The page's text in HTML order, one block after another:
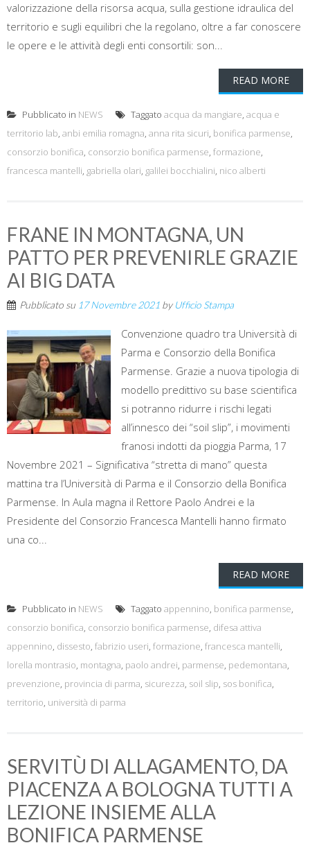
valorizzazione della risorsa acqua, sulla gestione idraulica del
territorio e sugli equilibri che la regolano, oltre a far conoscere
le opere e le attività degli enti consortili: son...
READ MORE
Pubblicato in NEWS Taggato acqua da mangiare, acqua e
territorio lab, anbi emilia romagna, anna rita sicuri, bonifica parmense,
consorzio bonifica, consorzio bonifica parmense, formazione,
francesca mantelli, gabriella olari, galilei bocchialini, nico alberti
FRANE IN MONTAGNA, UN
PATTO PER PREVENIRLE GRAZIE
AI BIG DATA
Pubblicato su 17 Novembre 2021 by Ufficio Stampa
Convenzione quadro tra Università di
Parma e Consorzio della Bonifica
Parmense. Grazie a nuova tipologia di
modello predittivo su base scientifica
si potranno ridurre i rischi legati
all’innesco dei “soil slip”, i movimenti
franosi indotti da pioggia Parma, 17
Novembre 2021 – Significativa “stretta di mano” questa
mattina tra l’Università di Parma e il Consorzio della Bonifica
Parmense. In Aula magna il Rettore Paolo Andrei e la
Presidente del Consorzio Francesca Mantelli hanno firmato
una co...
READ MORE
Pubblicato in NEWS Taggato appennino, bonifica parmense,
consorzio bonifica, consorzio bonifica parmense, difesa attiva
appennino, dissesto, fabrizio useri, formazione, francesca mantelli,
lorella montrasio, montagna, paolo andrei, parmense, pedemontana,
prevenzione, provincia di parma, sicurezza, soil slip, sos bonifica,
territorio, università di parma
SERVITÙ DI ALLAGAMENTO, DA
PIACENZA A BOLOGNA TUTTI A
LEZIONE INSIEME ALLA
BONIFICA PARMENSE